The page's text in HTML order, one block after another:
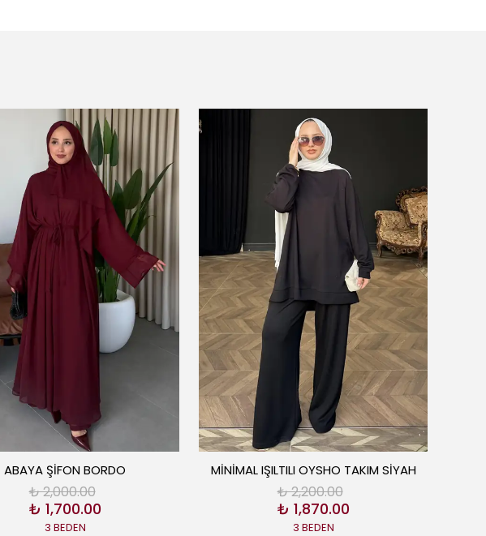
ABAYA ŞİFON BORDO
₺ 2,000.00
₺ 1,700.00
3 BEDEN
MİNİMAL IŞILTILI OYSHO TAKIM SİYAH
₺ 2,200.00
₺ 1,870.00
3 BEDEN